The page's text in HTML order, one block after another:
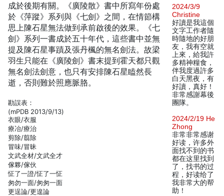
成於後期有關。《廣陵散》書中所寫年份處
於《萍蹤》系列與《七劍》之間，在情節構
思上陳石星無法做到承前啟後的效果。《七
劍》系列一書成於五十年代，這些書中並無
提及陳石星事蹟及張丹楓的無名劍法。故梁
羽生只能在《廣陵劍》書末提到霍天都只觀
無名劍法劍意，也只有安排陳石星瞌然長
逝，否則難於照應脈胳。
勘誤表：
(mPDB 2013/9/13)
衣眼/衣服
療冶/療治
剪除/翦除
冒味/冒昧
文武全材/文武全才
傢夥/傢伙
怔了一證/怔了一怔
匆勿一面/匆匆一面
更逞論/更遑論
2024/3/9
Christine
好讀是我這個
文字工作者隨
時隨地的好朋
友，我有空就
上來，給我許
多精神糧食，
伴我度過許多
白天黑夜，有
好讀，真好！
非常感謝幕後
團隊。
2024/2/19 He
Zhong
非常非常感谢
好读，许多外
面找不到的书
都在这里找到
了，找书的过
程，好读给了
我非常大的帮
助！